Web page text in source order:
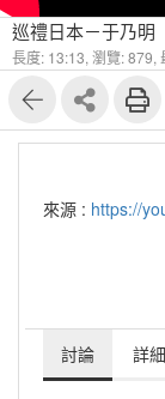
長度: 13:13, 瀏覽: 879,
來源 : https://
討論 詳細